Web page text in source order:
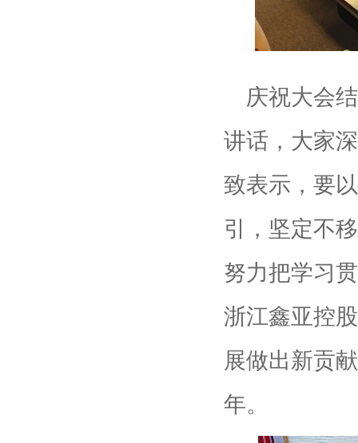
庆祝大会结
讲话，大家
致表示，要
引，坚定不
努力把学习
浙江鑫亚控
展做出新贡
年。